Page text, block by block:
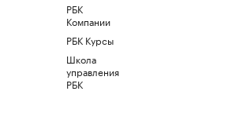
РБК
Компании
РБК Курсы
Школа
управления
РБК